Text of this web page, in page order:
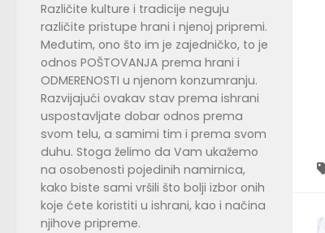
Različite kulture i tradicije neguju
različite pristupe hrani i njenoj pripremi.
Međutim, ono što im je zajedničko, to je
odnos POŠTOVANJA prema hrani i
ODMERENOSTI u njenom konzumranju.
Razvijajući ovakav stav prema ishrani
uspostavljate dobar odnos prema
svom telu, a samimi tim i prema svom
duhu. Stoga želimo da Vam ukažemo
na osobenosti pojedinih namirnica,
kako biste sami vršili što bolji izbor onih
koje ćete koristiti u ishrani, kao i načina
njihove pripreme.